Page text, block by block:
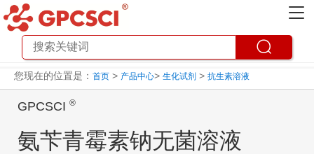
您现在的位置是： 首页 > 产品中心> 生化试剂 > 抗生素溶液
GPCSCI ®
氨苄青霉素钠无菌溶液